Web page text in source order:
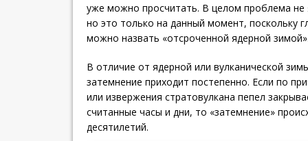
уже можно просчитать. В целом проблема не
но это только на данный момент, поскольку
можно назвать «отсроченной ядерной
В отличие от ядерной или вулканической
затемнение приходит постепенно. Если по
или извержения стратовулкана пепел
считанные часы и дни, то «затемнение»
десятилетий.